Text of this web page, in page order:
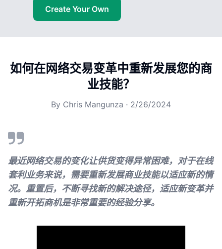
Create Your Own
如何在网络交易变革中重新发展您的商
业技能？
By Chris Mangunza · 2/26/2024
最近网络交易的变化让供货变得异常困难，对于在线
套利业务来说，需要重新发展商业技能以适应新的情
况。重置后，不断寻找新的解决途径，适应新变革并
重新开拓商机是非常重要的经验分享。